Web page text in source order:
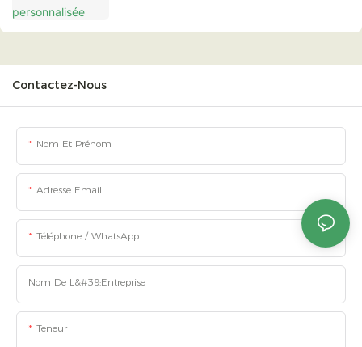
Contactez-Nous
Nom Et Prénom
Adresse Email
Téléphone / WhatsApp
Nom De L&#39;entreprise
Teneur